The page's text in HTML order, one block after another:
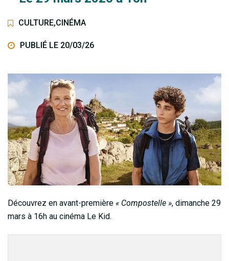
CULTURE,CINÉMA
PUBLIÉ LE 20/03/26
Découvrez en avant-première « Compostelle », dimanche 29
mars à 16h au cinéma Le Kid.